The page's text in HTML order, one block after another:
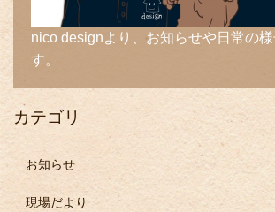
nico designより、お知らせや日常の様
す。
カテゴリ
お知らせ
現場だより